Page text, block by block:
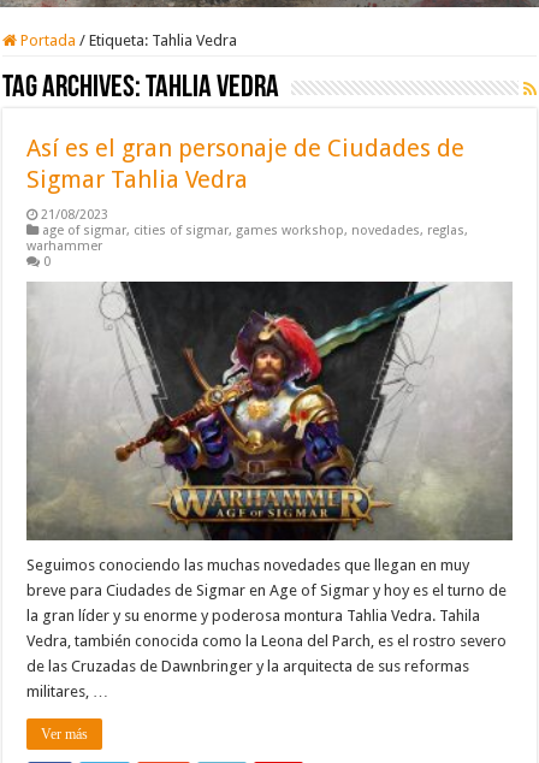
Portada / Etiqueta: Tahlia Vedra
Tag Archives:Tahlia Vedra
Así es el gran personaje de Ciudades de
Sigmar Tahlia Vedra
21/08/2023
age of sigmar, cities of sigmar, games workshop, novedades, reglas,
warhammer
0
Seguimos conociendo las muchas novedades que llegan en muy
breve para Ciudades de Sigmar en Age of Sigmar y hoy es el turno de
la gran líder y su enorme y poderosa montura Tahlia Vedra. Tahila
Vedra, también conocida como la Leona del Parch, es el rostro severo
de las Cruzadas de Dawnbringer y la arquitecta de sus reformas
militares, …
Ver más